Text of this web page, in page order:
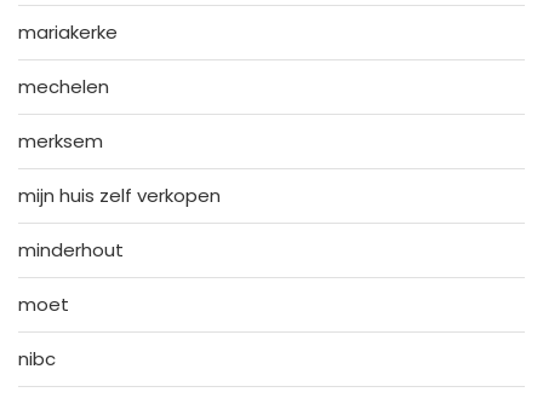
mariakerke
mechelen
merksem
mijn huis zelf verkopen
minderhout
moet
nibc